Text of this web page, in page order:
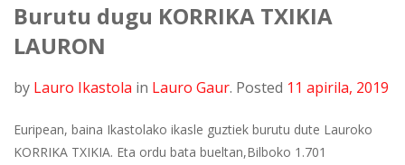
Burutu dugu KORRIKA TXIKIA
LAURON
by Lauro Ikastola in Lauro Gaur. Posted 11 apirila, 2019
Euripean, baina Ikastolako ikasle guztiek burutu dute Lauroko
KORRIKA TXIKIA. Eta ordu bata bueltan,Bilboko 1.701